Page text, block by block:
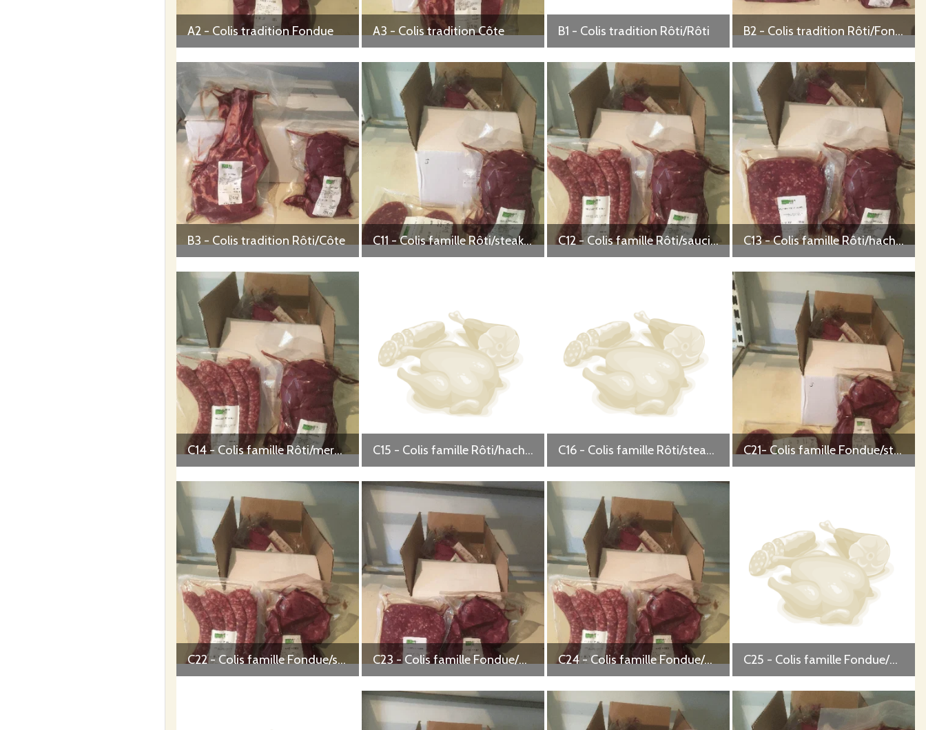
A2 - Colis tradition Fondue A3 - Colis tradition Côte B1 - Colis tradition Rôti/Rôti B2 - Colis tradition Rôti/Fondue
B3 - Colis tradition Rôti/Côte C11 - Colis famille Rôti/steaks hachés C12 - Colis famille Rôti/saucisses C13 - Colis famille Rôti/haché vrac
C14 - Colis famille Rôti/merguez C15 - Colis famille Rôti/haché vrac/saucisses C16 - Colis famille Rôti/steacks hachés/saucisses C21- Colis famille Fondue/steaks hachés
C22 - Colis famille Fondue/saucisses C23 - Colis famille Fondue/haché vrac C24 - Colis famille Fondue/merguez C25 - Colis famille Fondue/haché vrac/saucisses